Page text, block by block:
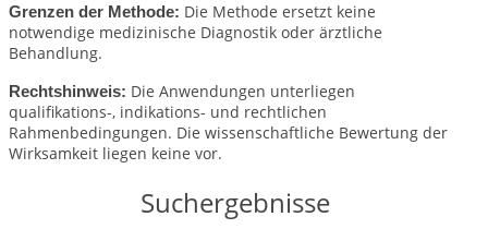
Grenzen der Methode: Die Methode ersetzt keine
notwendige medizinische Diagnostik oder ärztliche
Behandlung.
Rechtshinweis: Die Anwendungen unterliegen
qualifikations-, indikations- und rechtlichen
Rahmenbedingungen. Die wissenschaftliche Bewertung der
Wirksamkeit liegen keine vor.
Suchergebnisse